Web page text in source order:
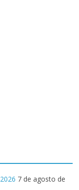
7 de agosto de